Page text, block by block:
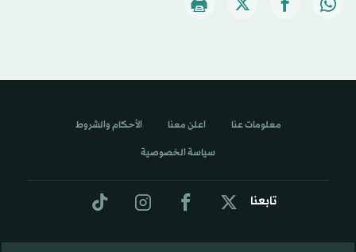
تابعنا
معلومات عنا اعلن معنا الأحكام والشروط
سياسة الخصوصية